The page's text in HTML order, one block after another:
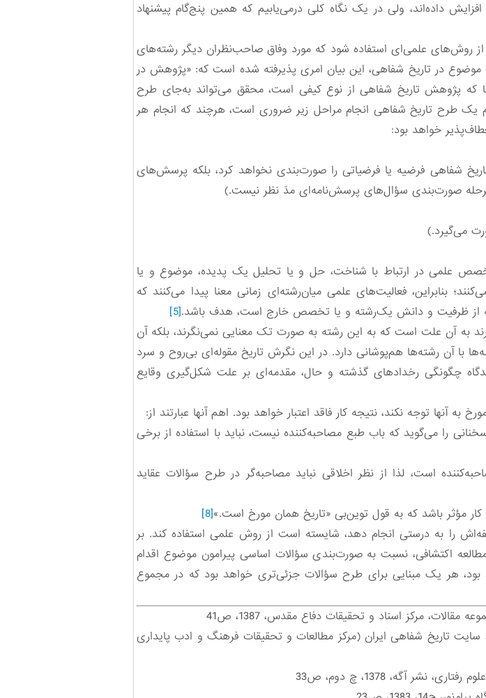
داده‌اند، ولی در یک نگاه کلی درمی‌یابیم که همین پنج‌گام پیشنهاد
از روش‌های علمی‌ای استفاده شود که مورد وفاق صاحب‌نظران دیگر رشته‌های
در تاریخ شفاهی، این بیان امری پذیرفته ‌شده است که: «پژوهش در
که پژوهش تاریخ شفاهی از نوع کیفی است، محقق می‌تواند به‌جای طرح
یک طرح تاریخ شفاهی انجام مراحل زیر ضروری است، هرچند که انجام هر
خواهد بود:
فرضیه یا فرضیاتی را صورت‌بندی نخواهد کرد، بلکه پرسش‌های
صورت‌بندی سؤال‌های پرسش‌نامه‌ای مدّ نظر نیست.)
علمی در ارتباط با شناخت، حل و یا تحلیل یک پدیده، موضوع و یا
بنابراین، فعالیت‌های علمی میان‌رشته‌ای زمانی معنا پیدا می‌کنند که
که از ظرفیت و دانش یک‌رشته و یا تخصص خارج است، هدف باشد.[5]
به آن علت است که به این رشته به ‌صورت تک معنایی نمی‌نگرند، بلکه آن
با آن رشته‌ها هم‌پوشانی دارد. در این نگرش تاریخ مقوله‌ای بی‌روح و سرد
چگونگی رخدادهای گذشته و حال، مقدمه‌ای بر علت شکل‌گیری وقایع
توجه نکند، نتیجه کار فاقد اعتبار خواهد بود. اهم آنها عبارتند از:
را می‌گوید که باب طبع مصاحبه‌کننده نیست، نباید با استفاده از برخی
است، لذا از نظر اخلاقی نباید مصاحبه‌گر در طرح سؤالات عقاید
مؤثر باشد که به قول توین‌بی «تاریخ همان مورخ است.»[8]
را به ‌درستی انجام دهد، شایسته است از روش علمی استفاده کند. بر
اکتشافی، نسبت به صورت‌بندی سؤالات اساسی پیرامون موضوع اقدام
بود، هر یک مبنایی برای طرح سؤالات جزئی‌تری خواهد بود که در مجموع
مرکز اسناد و تحقیقات دفاع مقدس، 1387، ص41
تاریخ شفاهی ایران (مرکز مطالعات و تحقیقات فرهنگ و ادب پایداری
آگه، 1378، چ دوم، ص33